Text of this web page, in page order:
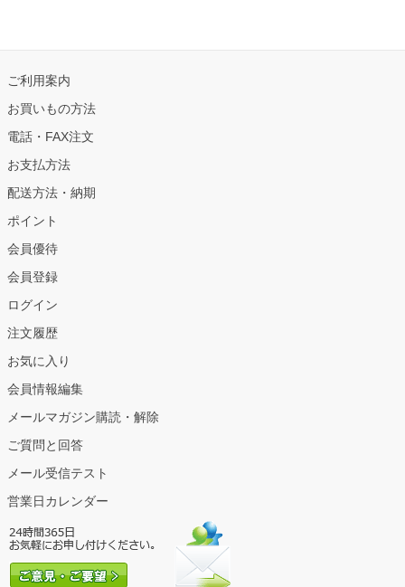
ご利用案内
お買いもの方法
電話・FAX注文
お支払方法
配送方法・納期
ポイント
会員優待
会員登録
ログイン
注文履歴
お気に入り
会員情報編集
メールマガジン購読・解除
ご質問と回答
メール受信テスト
営業日カレンダー